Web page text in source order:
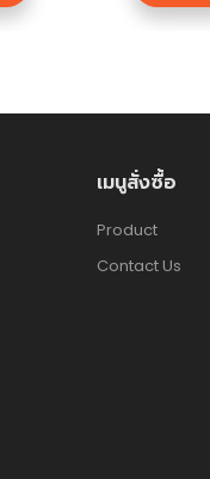
เมนูสั่งซื้อ
Product
Contact Us